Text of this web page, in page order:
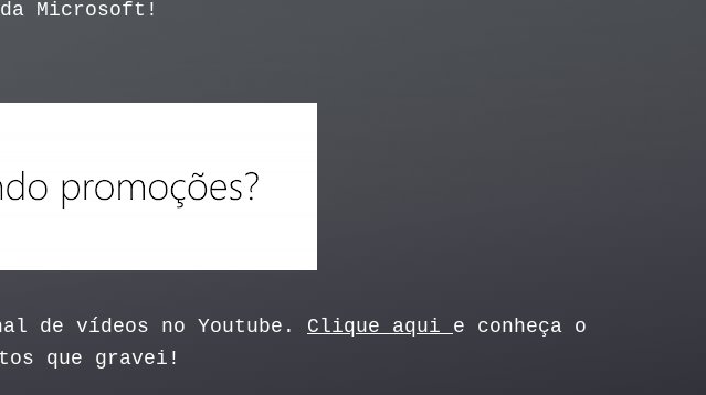
da Microsoft!
de vídeos no Youtube. Clique aqui e conheça o
que gravei!